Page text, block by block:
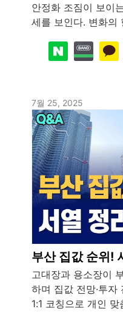
안정화 조짐이 보이
세를 보인다. 변화의
7월 25, 2025
부산 집값 순위!
고대장과 용소장이
하며 집값 전망·투
1:1 코칭으로 개인